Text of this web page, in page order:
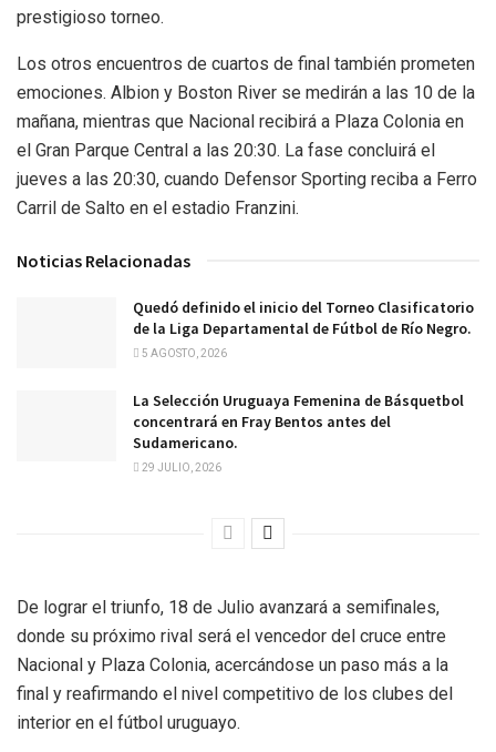
prestigioso torneo.
Los otros encuentros de cuartos de final también prometen
emociones. Albion y Boston River se medirán a las 10 de la
mañana, mientras que Nacional recibirá a Plaza Colonia en
el Gran Parque Central a las 20:30. La fase concluirá el
jueves a las 20:30, cuando Defensor Sporting reciba a Ferro
Carril de Salto en el estadio Franzini.
Noticias Relacionadas
Quedó definido el inicio del Torneo Clasificatorio
de la Liga Departamental de Fútbol de Río Negro.
5 AGOSTO, 2026
La Selección Uruguaya Femenina de Básquetbol
concentrará en Fray Bentos antes del
Sudamericano.
29 JULIO, 2026
De lograr el triunfo, 18 de Julio avanzará a semifinales,
donde su próximo rival será el vencedor del cruce entre
Nacional y Plaza Colonia, acercándose un paso más a la
final y reafirmando el nivel competitivo de los clubes del
interior en el fútbol uruguayo.